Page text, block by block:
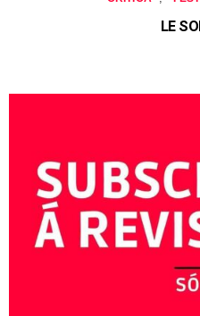
LE